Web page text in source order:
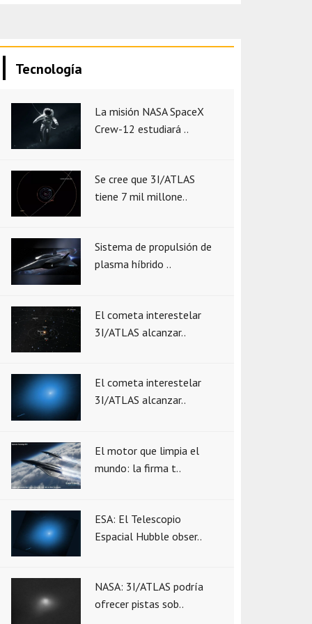
Tecnología
La misión NASA SpaceX
Crew-12 estudiará ..
Se cree que 3I/ATLAS
tiene 7 mil millone..
Sistema de propulsión de
plasma híbrido ..
El cometa interestelar
3I/ATLAS alcanzar..
El cometa interestelar
3I/ATLAS alcanzar..
El motor que limpia el
mundo: la firma t..
ESA: El Telescopio
Espacial Hubble obser..
NASA: 3I/ATLAS podría
ofrecer pistas sob..